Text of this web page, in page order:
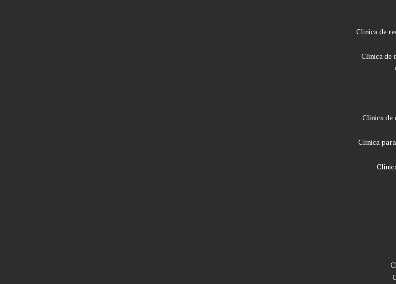
Clinica de
Clinica de
Clinica de
Clinica